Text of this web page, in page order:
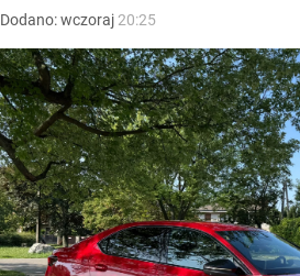
Dodano:wczoraj 20:25